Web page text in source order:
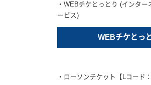
・WEBチケとっとり (インター
ービス)
WEBチケとっ
・ローソンチケット【Lコード：